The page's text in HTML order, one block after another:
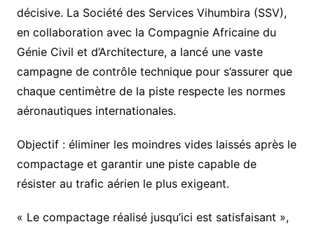
décisive. La Société des Services Vihumbira (SSV),
en collaboration avec la Compagnie Africaine du
Génie Civil et d’Architecture, a lancé une vaste
campagne de contrôle technique pour s’assurer que
chaque centimètre de la piste respecte les normes
aéronautiques internationales.
Objectif : éliminer les moindres vides laissés après le
compactage et garantir une piste capable de
résister au trafic aérien le plus exigeant.
« Le compactage réalisé jusqu’ici est satisfaisant »,